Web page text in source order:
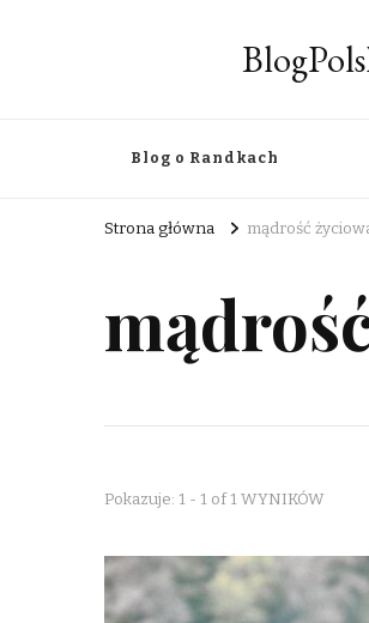
Blog o Randkach
Strona główna mądrość
Pokazuje: 1 - 1 of 1 WYNIKÓW